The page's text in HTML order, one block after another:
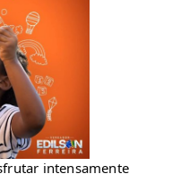
intensamente